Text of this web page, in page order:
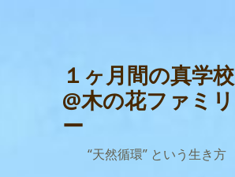
１ヶ月間の真学校
@木の花ファミリ
ー
“天然循環” という生き方